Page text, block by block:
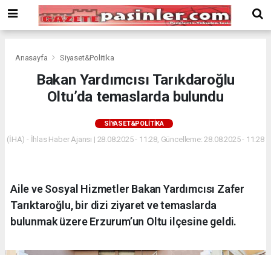
Bonusu
Veren
deneme
siteler
Veren
Anasayfa Siyaset&Politika
Bakan Yardımcısı Tarıkdaroğlu
Oltu’da temaslarda bulundu
SIYASET&POLITIKA
(İHA) - İhlas Haber Ajansı | 28.08.2025 - 11:28, Güncelleme: 28.08.2025 - 11:28
Aile ve Sosyal Hizmetler Bakan Yardımcısı Zafer
Tarıktaroğlu, bir dizi ziyaret ve temaslarda
bulunmak üzere Erzurum’un Oltu ilçesine geldi.